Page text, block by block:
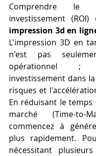
Comprendre le
investissement
impression 3d en
L'impression 3D en
n'est pas
opérationnel
investissement dans
risques et
En réduisant le
marché (Time-to-
commencez à
plus rapidement.
nécessitant